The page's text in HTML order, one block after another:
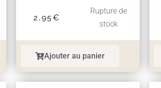
2,95€
Rupture de
stock
Ajouter au panier